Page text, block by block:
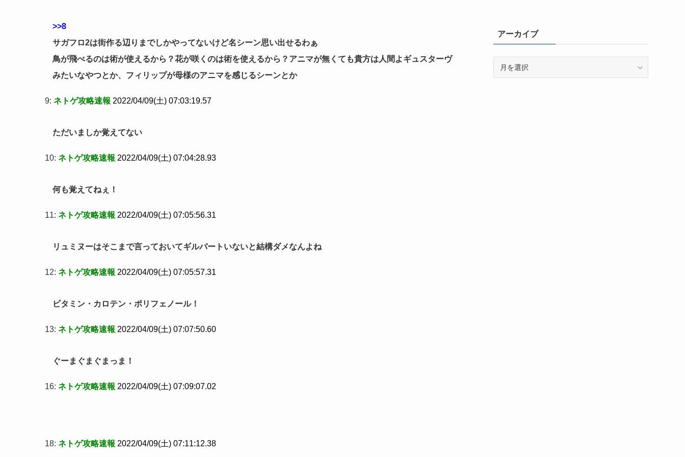
>>8
サガフロ2は街作る辺りまでしかやってないけど名シーン思い出せるわぁ
鳥が飛べるのは術が使えるから？花が咲くのは術を使えるから？アニマが無くても貴方は人間よギュスターヴ
みたいなやつとか、フィリップが母様のアニマを感じるシーンとか
9: ネトゲ攻略速報 2022/04/09(土) 07:03:19.57
ただいましか覚えてない
10: ネトゲ攻略速報 2022/04/09(土) 07:04:28.93
何も覚えてねぇ！
11: ネトゲ攻略速報 2022/04/09(土) 07:05:56.31
リュミヌーはそこまで言っておいてギルバートいないと結構ダメなんよね
12: ネトゲ攻略速報 2022/04/09(土) 07:05:57.31
ビタミン・カロテン・ポリフェノール！
13: ネトゲ攻略速報 2022/04/09(土) 07:07:50.60
ぐーまぐまぐまっま！
16: ネトゲ攻略速報 2022/04/09(土) 07:09:07.02
18: ネトゲ攻略速報 2022/04/09(土) 07:11:12.38
アーカイブ